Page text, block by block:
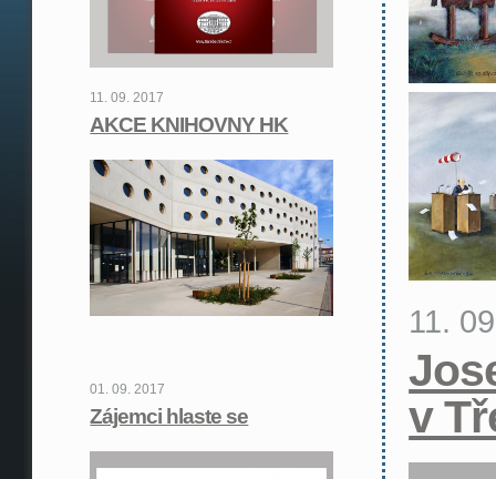
11. 09. 2017
AKCE KNIHOVNY HK
01. 09. 2017
Zájemci hlaste se
11.
v